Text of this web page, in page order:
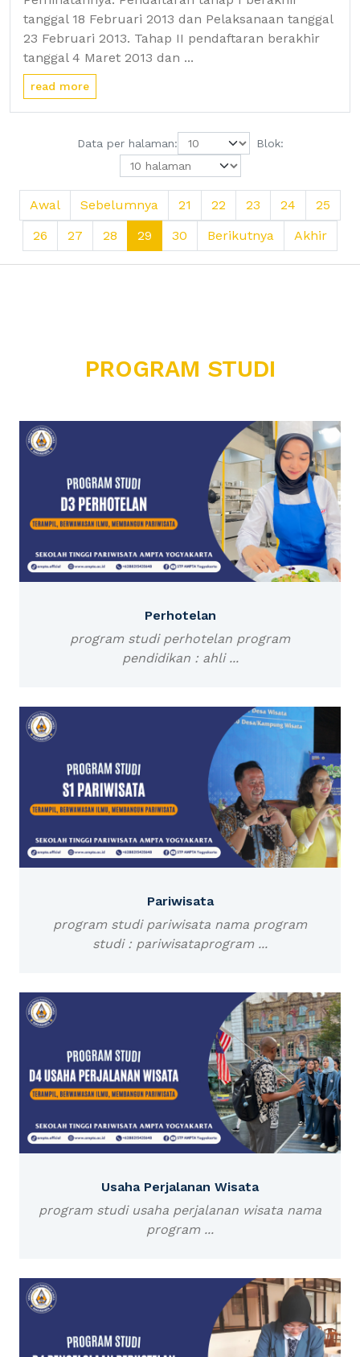
tanggal 18 Februari 2013 dan Pelaksanaan tanggal
23 Februari 2013. Tahap II pendaftaran berakhir
tanggal 4 Maret 2013 dan ...
read more
Data per halaman: Blok:
Awal Sebelumnya 21 22 23 24
25
26
27 28 29 30 Berikutnya Akhir
PROGRAM STUDI
Perhotelan
program studi perhotelan program
pendidikan : ahli ...
Pariwisata
program studi pariwisata nama program
studi : pariwisataprogram ...
Usaha Perjalanan Wisata
program studi usaha perjalanan wisata nama
program ...